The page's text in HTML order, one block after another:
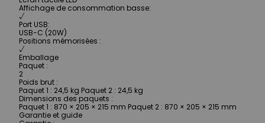
Affichage de consommation basse:
√
Port USB:
USB-C (20W)
Positions mémorisées :
√
Emballage
Paquet :
2
Poids brut :
Paquet 1 : 24,5 kg Paquet 2 : 24,5 kg
Dimensions des paquets :
Paquet 1 : 870 × 205 × 215 mm Paquet 2 : 870 × 205 × 215 mm
Garantie et guide